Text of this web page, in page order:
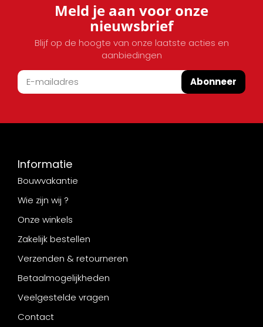
Meld je aan voor onze
nieuwsbrief
Blijf op de hoogte van onze laatste acties en
aanbiedingen
Abonneer
Informatie
Bouwvakantie
Wie zijn wij ?
Onze winkels
Zakelijk bestellen
Verzenden & retourneren
Betaalmogelijkheden
Veelgestelde vragen
Contact